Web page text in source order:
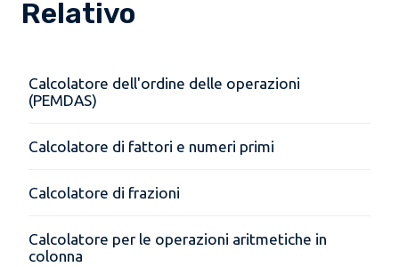
Relativo
Calcolatore dell'ordine delle operazioni
(PEMDAS)
Calcolatore di fattori e numeri primi
Calcolatore di frazioni
Calcolatore per le operazioni aritmetiche in
colonna